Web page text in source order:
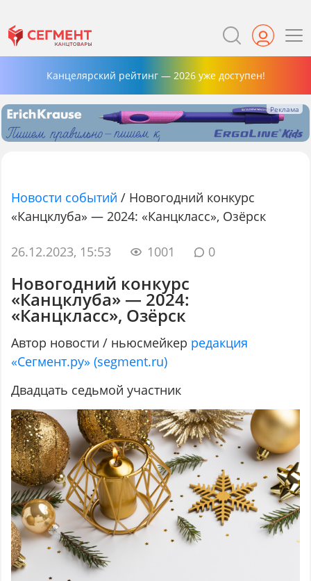
Канцелярский рейтинг — 2026 уже доступен!
Новости событий / Новогодний конкурс
«Канцклуба» — 2024: «Канцкласс», Озёрск
26.12.2023, 15:53 1001 0
Новогодний конкурс
«Канцклуба» — 2024:
«Канцкласс», Озёрск
Автор новости / ньюсмейкер редакция
«Сегмент.ру» (segment.ru)
Двадцать седьмой участник